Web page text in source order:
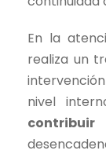
En la
realiza un
nivel
contribuir